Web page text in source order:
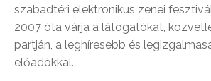
szabadtéri elektronikus zenei
2007 óta várja a látogatókat,
partján, a leghíresebb és
előadókkal.